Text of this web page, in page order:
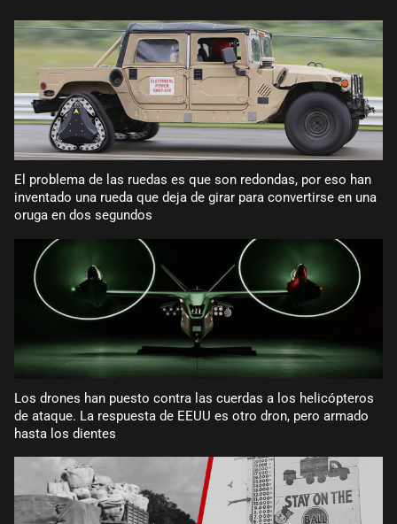
El problema de las ruedas es que son redondas, por eso han
inventado una rueda que deja de girar para convertirse en una
oruga en dos segundos
Los drones han puesto contra las cuerdas a los helicópteros
de ataque. La respuesta de EEUU es otro dron, pero armado
hasta los dientes